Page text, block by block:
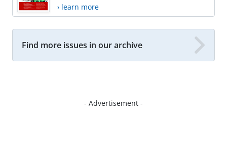
› learn more
Find more issues in our archive
- Advertisement -